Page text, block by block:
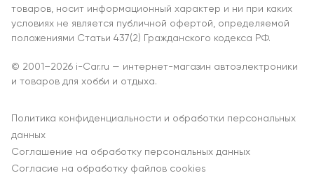
товаров, носит информационный характер и ни при каких
условиях не является публичной офертой, определяемой
положениями Статьи 437(2) Гражданского кодекса РФ.
© 2001–2026 i-Car.ru — интернет-магазин автоэлектроники
и товаров для хобби и отдыха.
Политика конфиденциальности и обработки персональных
данных
Соглашение на обработку персональных данных
Согласие на обработку файлов cookies